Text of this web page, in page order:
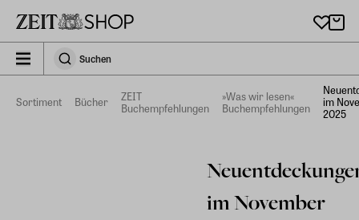
zeit_storefront.components.search.collapsed
SuchenSuchen
Sortiment Bücher ZEIT
Buchempfehlungen
»Was wir lesen«
Buchempfehlungen im
2025
im November